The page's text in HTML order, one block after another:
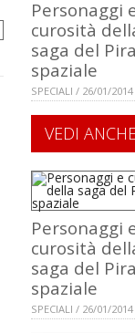
Personaggi
curosità
saga del
spaziale
SPECIALI / 26/01/2014
VEDI ANCHE
Personaggi
curosità
saga del
spaziale
SPECIALI / 26/01/2014